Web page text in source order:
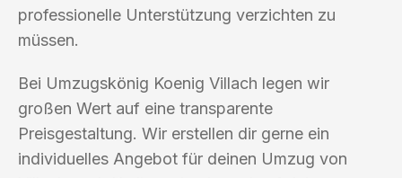
professionelle Unterstützung verzichten zu
müssen.
Bei Umzugskönig Koenig Villach legen wir
großen Wert auf eine transparente
Preisgestaltung. Wir erstellen dir gerne ein
individuelles Angebot für deinen Umzug von